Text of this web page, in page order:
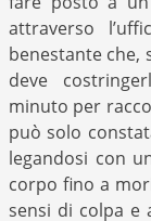
attraverso
benestante che,
deve
minuto per
può solo
legandosi con
corpo fino a
sensi di colpa e